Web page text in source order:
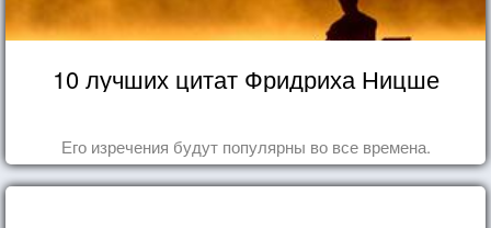
10 лучших цитат Фридриха Ницше
Его изречения будут популярны во все времена.